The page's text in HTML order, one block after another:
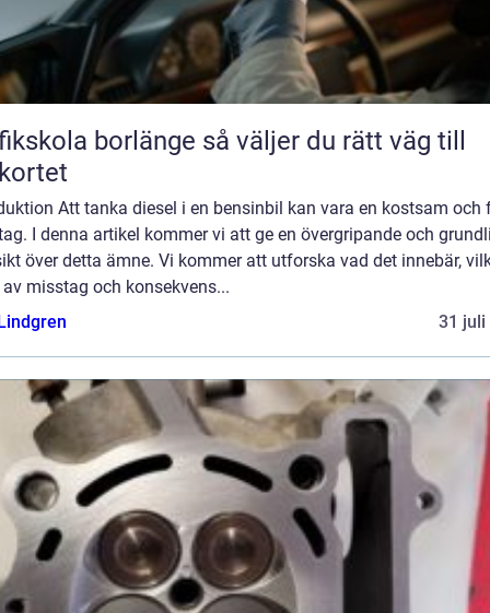
borlänge så väljer du rätt väg till
Att tanka diesel i en bensinbil kan vara en kostsam och
I denna artikel kommer vi att ge en övergripande och
över detta ämne. Vi kommer att utforska vad det innebär,
misstag och konsekvens...
31 juli